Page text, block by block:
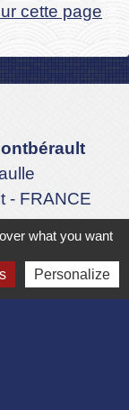
cette page
- FRANCE
what you want
Personalize